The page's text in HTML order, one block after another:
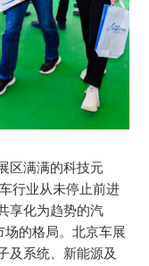
区满满的科技元
行业从未停止前进
享化为趋势的汽
场的格局。北京车展
及系统、新能源及